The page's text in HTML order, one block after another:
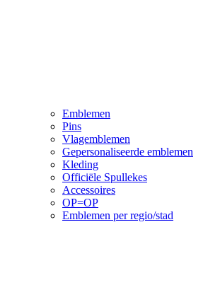
Emblemen
Pins
Vlagemblemen
Gepersonaliseerde emblemen
Kleding
Officiële Spullekes
Accessoires
OP=OP
Emblemen per regio/stad